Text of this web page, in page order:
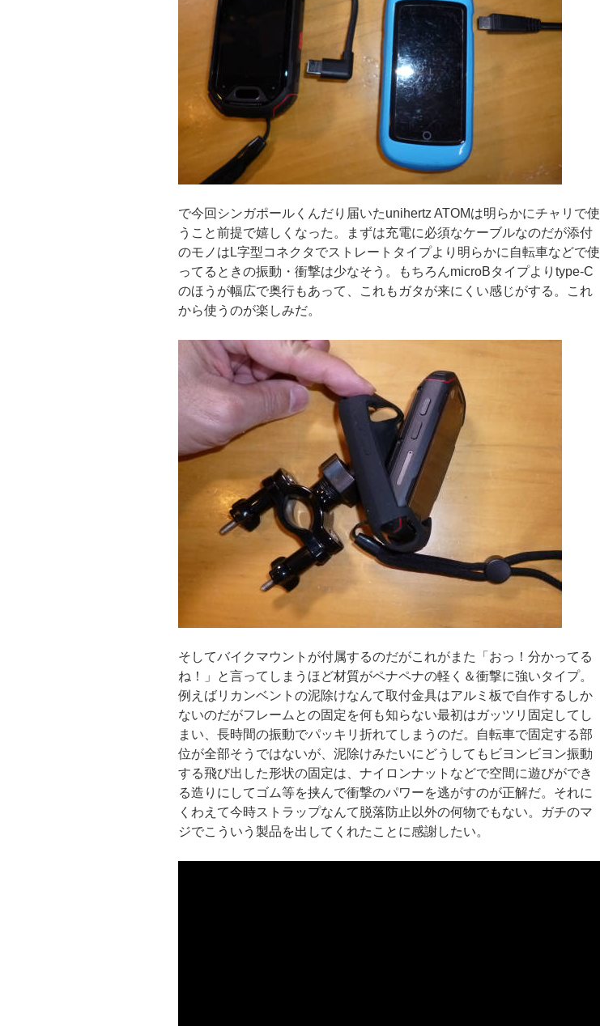
で今回シンガポールくんだり届いたunihertz ATOMは明らかにチャリで使
うこと前提で嬉しくなった。まずは充電に必須なケーブルなのだが添付
のモノはL字型コネクタでストレートタイプより明らかに自転車などで使
ってるときの振動・衝撃は少なそう。もちろんmicroBタイプよりtype-C
のほうが幅広で奥行もあって、これもガタが来にくい感じがする。これ
から使うのが楽しみだ。
そしてバイクマウントが付属するのだがこれがまた「おっ！分かってる
ね！」と言ってしまうほど材質がペナペナの軽く＆衝撃に強いタイプ。
例えばリカンベントの泥除けなんて取付金具はアルミ板で自作するしか
ないのだがフレームとの固定を何も知らない最初はガッツリ固定してし
まい、長時間の振動でパッキリ折れてしまうのだ。自転車で固定する部
位が全部そうではないが、泥除けみたいにどうしてもビヨンビヨン振動
する飛び出した形状の固定は、ナイロンナットなどで空間に遊びができ
る造りにしてゴム等を挟んで衝撃のパワーを逃がすのが正解だ。それに
くわえて今時ストラップなんて脱落防止以外の何物でもない。ガチのマ
ジでこういう製品を出してくれたことに感謝したい。